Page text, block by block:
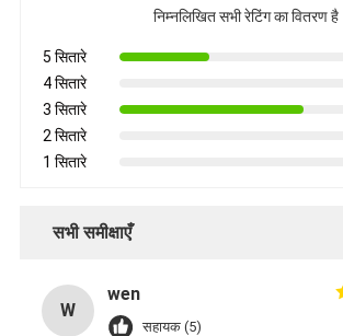
निम्नलिखित सभी रेटिंग का वितरण है
5 सितारे
4 सितारे
3 सितारे
2 सितारे
1 सितारे
सभी समीक्षाएँ
W
wen
सहायक (5)